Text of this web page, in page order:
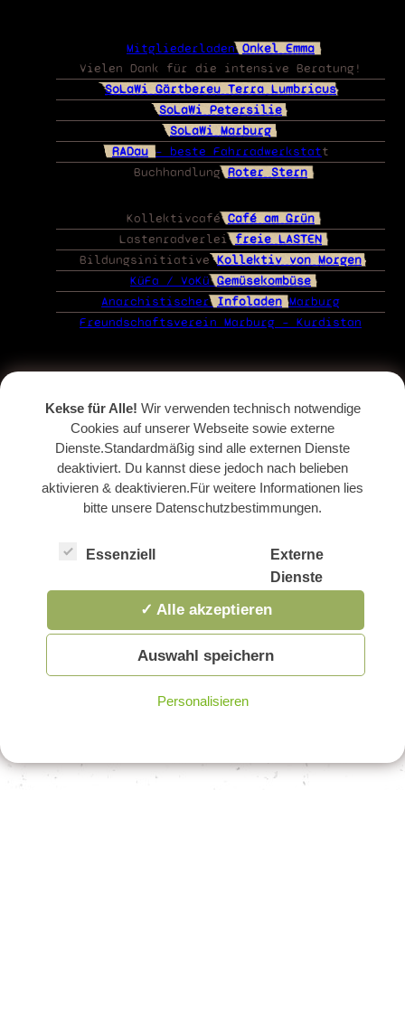
Mitgliederladen Onkel Emma
Vielen Dank für die intensive Beratung!
SoLaWi Gärtbereu Terra Lumbricus
SoLaWi Petersilie
SoLaWi Marburg
RADau – beste Fahrradwerkstatt
Buchhandlung Roter Stern
KollektivcaféCafé am Grün
Lastenradverlei freie LASTEN
BildungsinitiativeKollektiv von Morgen
KüFa / VoKüGemüsekombüse
Anarchistischer Infoladen Marburg
Freundschaftsverein Marburg – Kurdistan
Kekse für Alle! Wir verwenden technisch notwendige
Cookies auf unserer Webseite sowie externe
Dienste.Standardmäßig sind alle externen Dienste
deaktiviert. Du kannst diese jedoch nach belieben
aktivieren & deaktivieren.Für weitere Informationen lies
bitte unsere Datenschutzbestimmungen.
Essenziell
Externe
Dienste
✓ Alle akzeptieren
Auswahl speichern
Personalisieren